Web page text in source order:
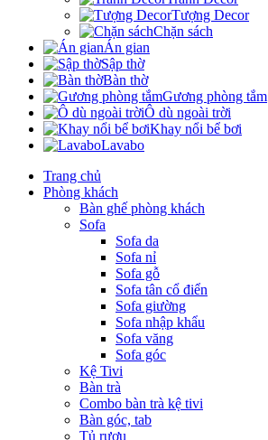
Tượng Decor
Chặn sách
Án gian
Sập thờ
Bàn thờ
Gương phòng tắm
Ô dù ngoài trời
Khay nổi bể bơi
Lavabo
Trang chủ
Phòng khách
Bàn ghế phòng khách
Sofa
Sofa da
Sofa nỉ
Sofa gỗ
Sofa tân cổ điển
Sofa giường
Sofa nhập khẩu
Sofa văng
Sofa góc
Kệ Tivi
Bàn trà
Combo bàn trà kệ tivi
Bàn góc, tab
Tủ rượu